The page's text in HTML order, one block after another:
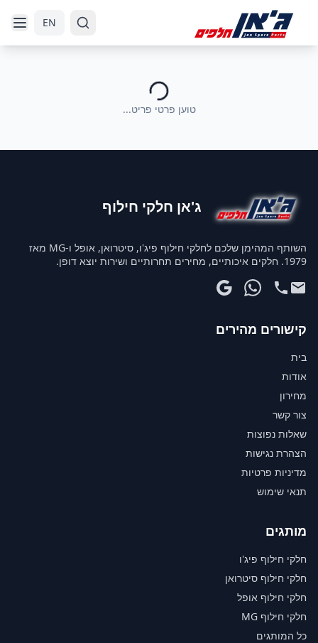
EN
טוען פרטי פריט...
ג'אן חלקי חילוף
השותף המהימן שלכם לחלקי חילוף פיג'ו, סיטרואן, אופל ו-MG מאז
1979. חלקים איכותיים, מחירים תחרותיים ושירות יוצא דופן.
קישורים מהירים
בית
אודות
מחירון
צור קשר
שאלות נפוצות
הצהרת נגישות
מדיניות פרטיות
תנאי שימוש
מותגים
חלקי חילוף פיג'ו
חלקי חילוף סיטרואן
חלקי חילוף אופל
חלקי חילוף MG
כל המותגים